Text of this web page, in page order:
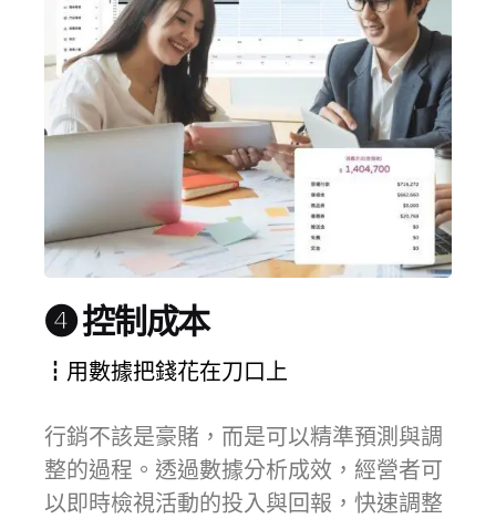
❹ 控制成本
┇用數據把錢花在刀口上
行銷不該是豪賭，而是可以精準預測與調
整的過程。透過數據分析成效，經營者可
以即時檢視活動的投入與回報，快速調整